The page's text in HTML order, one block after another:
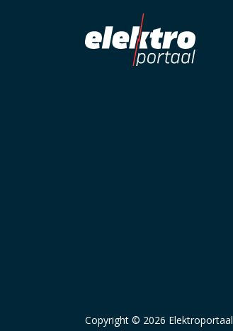
Copyright © 2026 Elektroportaal